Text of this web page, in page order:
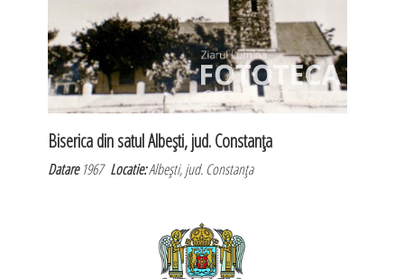
Biserica din satul Albeşti, jud. Constanţa
Datare1967Locatie:Albeşti, jud. Constanţa